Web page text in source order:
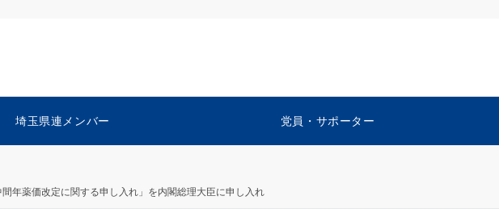
埼玉県連メンバー 党員・サポーター
間年薬価改定に関する申し入れ」を内閣総理大臣に申し入れ